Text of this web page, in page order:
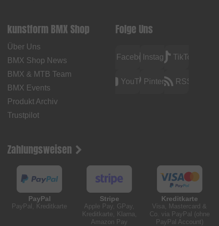
kunstform BMX Shop
Über Uns
BMX Shop News
BMX & MTB Team
BMX Events
Produkt Archiv
Trustpilot
Folge Uns
FacebookInstagramTikTok
YouTubePinterest RSS
Zahlungsweisen
PayPal
PayPal, Kreditkarte
Stripe
Apple Pay, GPay,
Kreditkarte, Klarna,
Amazon Pay
Kreditkarte
Visa, Mastercard &
Co. via PayPal (ohne
PayPal Account)